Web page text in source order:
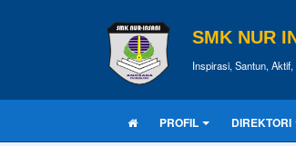
SMK NUR
Inspirasi, Santun,
PROFIL DIREKTORI